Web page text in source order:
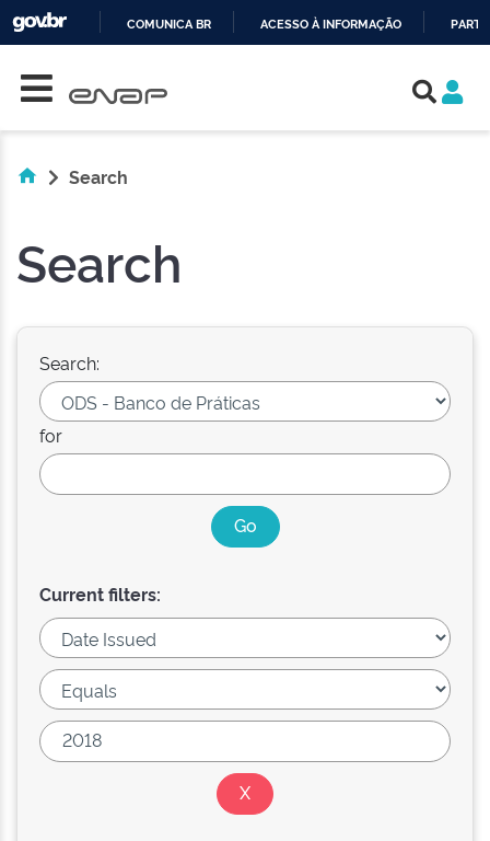
COMUNICA BR ACESSO À INFORMAÇÃO
Search
Search
Search:
for
Current filters: